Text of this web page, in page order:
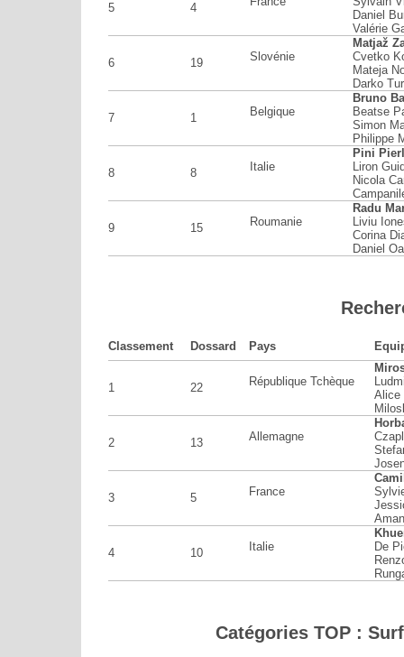
5 4
Daniel
Valérie
6 19 Slovénie
Matjaž
Cvetko
Mateja
Darko
7 1 Belgique
Bruno
Beatse
Simon
Philippe
8 8 Italie
Pini
Liron
Nicola
9 15 Roumanie
Radu
Liviu
Corina
Daniel
Classement Dossard Pays
1 22 République Tchèque
Alice
2 13 Allemagne
3 5 France
4 10 Italie
De
Catégories TOP :